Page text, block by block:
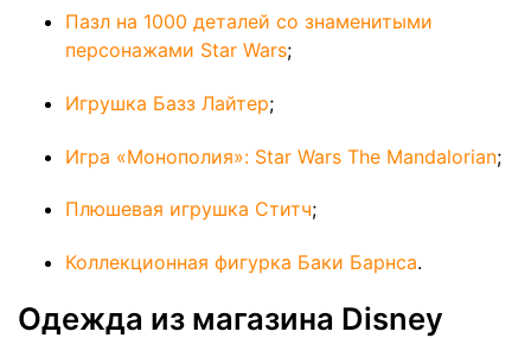
Пазл на 1000 деталей со знаменитыми
персонажами Star Wars;
Игрушка Базз Лайтер;
Игра «Монополия»: Star Wars The Mandalorian;
Плюшевая игрушка Ститч;
Коллекционная фигурка Баки Барнса.
Одежда из магазина Disney